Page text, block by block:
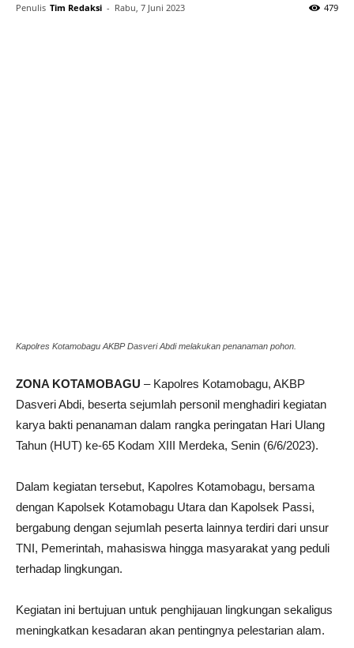
Penulis Tim Redaksi - Rabu, 7 Juni 2023 479
Kapolres Kotamobagu AKBP Dasveri Abdi melakukan penanaman pohon.
ZONA KOTAMOBAGU – Kapolres Kotamobagu, AKBP
Dasveri Abdi, beserta sejumlah personil menghadiri kegiatan
karya bakti penanaman dalam rangka peringatan Hari Ulang
Tahun (HUT) ke-65 Kodam XIII Merdeka, Senin (6/6/2023).
Dalam kegiatan tersebut, Kapolres Kotamobagu, bersama
dengan Kapolsek Kotamobagu Utara dan Kapolsek Passi,
bergabung dengan sejumlah peserta lainnya terdiri dari unsur
TNI, Pemerintah, mahasiswa hingga masyarakat yang peduli
terhadap lingkungan.
Kegiatan ini bertujuan untuk penghijauan lingkungan sekaligus
meningkatkan kesadaran akan pentingnya pelestarian alam.